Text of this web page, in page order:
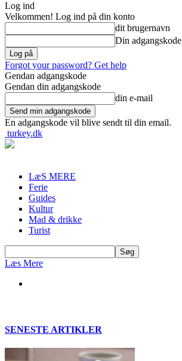
Log ind
Velkommen! Log ind på din konto
dit brugernavn
Din adgangskode
Forgot your password? Get help
Gendan adgangskode
Gendan din adgangskode
din e-mail
En adgangskode vil blive sendt til din email.
turkey.dk
LæS MERE
Ferie
Guides
Kultur
Mad & drikke
Turist
Læs Mere
SENESTE ARTIKLER